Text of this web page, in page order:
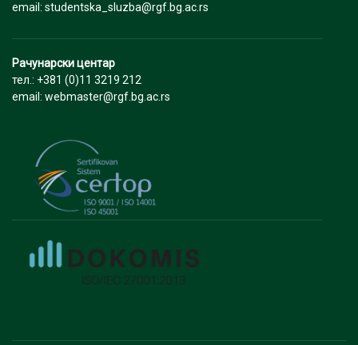
email: studentska_sluzba@rgf.bg.ac.rs
Рачунарски центар
тел.: +381 (0)11 3219 212
email: webmaster@rgf.bg.ac.rs